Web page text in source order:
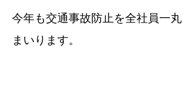
今年も交通事故防止を全社員一
まいります。